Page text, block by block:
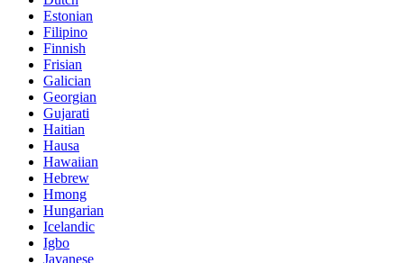
Estonian
Filipino
Finnish
Frisian
Galician
Georgian
Gujarati
Haitian
Hausa
Hawaiian
Hebrew
Hmong
Hungarian
Icelandic
Igbo
Javanese